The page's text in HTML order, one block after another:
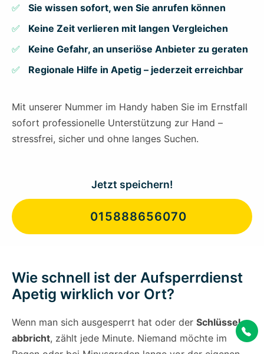
Sie wissen sofort, wen Sie anrufen können
Keine Zeit verlieren mit langen Vergleichen
Keine Gefahr, an unseriöse Anbieter zu geraten
Regionale Hilfe in Apetig – jederzeit erreichbar
Mit unserer Nummer im Handy haben Sie im Ernstfall
sofort professionelle Unterstützung zur Hand –
stressfrei, sicher und ohne langes Suchen.
Jetzt speichern!
015888656070
Wie schnell ist der Aufsperrdienst
Apetig wirklich vor Ort?
Wenn man sich ausgesperrt hat oder der Schlüssel
abbricht, zählt jede Minute. Niemand möchte im